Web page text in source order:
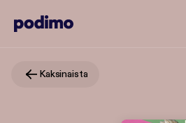
Kaksinaista